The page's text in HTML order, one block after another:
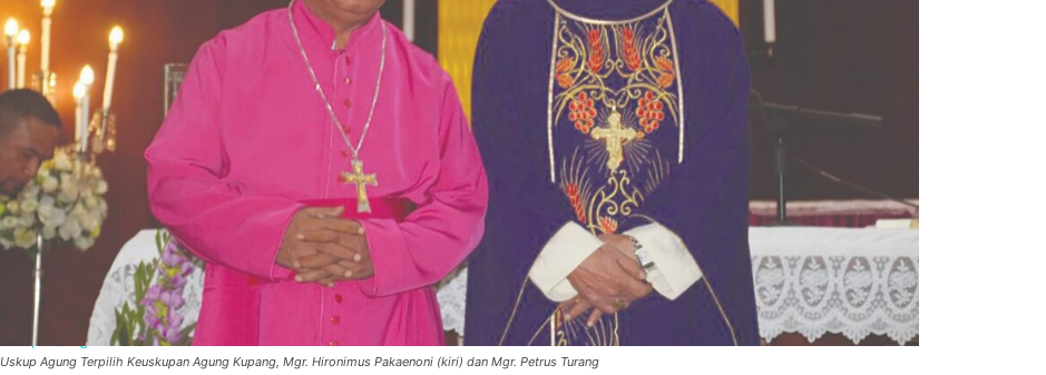
Uskup Agung Terpilih Keuskupan Agung Kupang, Mgr. Hironimus Pakaenoni (kiri) dan Mgr. Petrus Turang